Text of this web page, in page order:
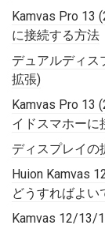
Kamvas Pro 13
に接続する方法
デュアルディス
拡張)
Kamvas Pro 13
イドスマホーに
ディスプレイの
Huion Kamvas
どうすればよい
Kamvas 12/13/